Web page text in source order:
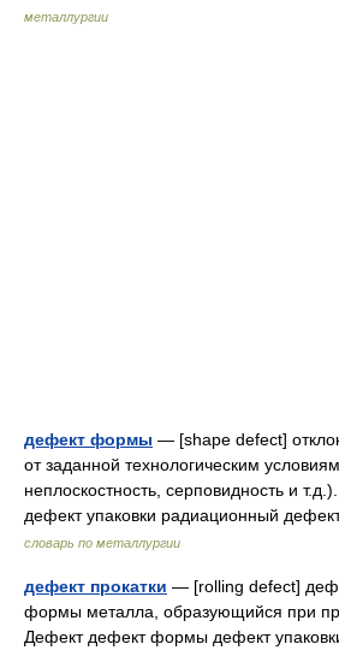
металлургии
дефект формы — [shape defect]
от заданной технологическим
неплоскостность, серповидность и
дефект упаковки радиационный
словарь по металлургии
дефект прокатки — [rolling defect]
формы металла, образующийся при
Дефект дефект формы дефект